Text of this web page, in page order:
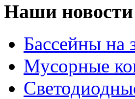
Наши новости
Бассейны на
Мусорные